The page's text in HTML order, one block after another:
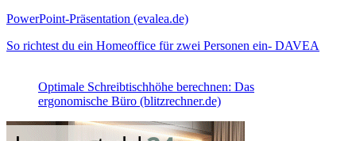
PowerPoint-Präsentation (evalea.de)
So richtest du ein Homeoffice für zwei Personen ein- DAVEA
Optimale Schreibtischhöhe berechnen: Das
ergonomische Büro (blitzrechner.de)